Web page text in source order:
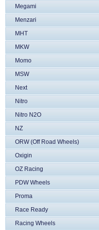
Megami
Menzari
MHT
MKW
Momo
MSW
Next
Nitro
Nitro N2O
NZ
ORW (Off Road Wheels)
Oxigin
OZ Racing
PDW Wheels
Proma
Race Ready
Racing Wheels